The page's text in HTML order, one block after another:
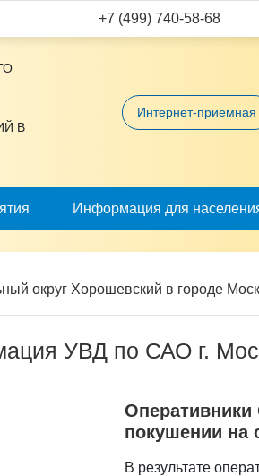
+7 (499) 740-58-68
В
Интернет-приемная
Информация для
округ Хорошевский в городе
УВД по САО г.
покушении на
В результате